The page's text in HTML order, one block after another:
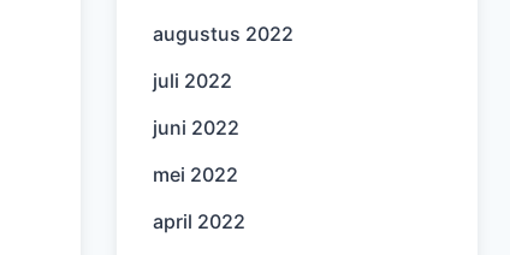
augustus 2022
juli 2022
juni 2022
mei 2022
april 2022